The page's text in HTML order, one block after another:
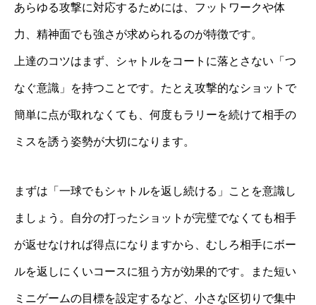
あらゆる攻撃に対応するためには、フットワークや体
力、精神面でも強さが求められるのが特徴です。
上達のコツはまず、シャトルをコートに落とさない「つ
なぐ意識」を持つことです。たとえ攻撃的なショットで
簡単に点が取れなくても、何度もラリーを続けて相手の
ミスを誘う姿勢が大切になります。
まずは「一球でもシャトルを返し続ける」ことを意識し
ましょう。自分の打ったショットが完璧でなくても相手
が返せなければ得点になりますから、むしろ相手にボー
ルを返しにくいコースに狙う方が効果的です。また短い
ミニゲームの目標を設定するなど、小さな区切りで集中